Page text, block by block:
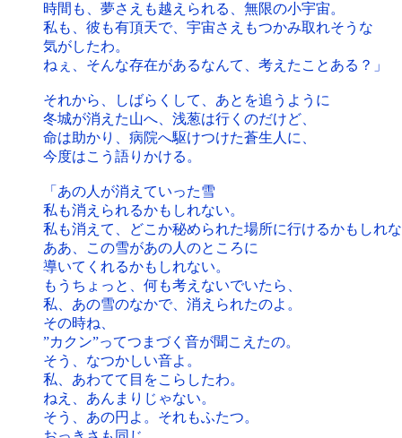
時間も、夢さえも越えられる、無限の小宇宙。
私も、彼も有頂天で、宇宙さえもつかみ取れそうな
気がしたわ。
ねぇ、そんな存在があるなんて、考えたことある？」
それから、しばらくして、あとを追うように
冬城が消えた山へ、浅葱は行くのだけど、
命は助かり、病院へ駆けつけた蒼生人に、
今度はこう語りかける。
「あの人が消えていった雪
私も消えられるかもしれない。
私も消えて、どこか秘められた場所に行けるかもしれ
ああ、この雪があの人のところに
導いてくれるかもしれない。
もうちょっと、何も考えないでいたら、
私、あの雪のなかで、消えられたのよ。
その時ね、
”カクン”ってつまづく音が聞こえたの。
そう、なつかしい音よ。
私、あわてて目をこらしたわ。
ねえ、あんまりじゃない。
そう、あの円よ。それもふたつ。